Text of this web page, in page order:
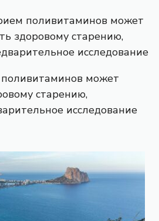
может
старению,
исследование